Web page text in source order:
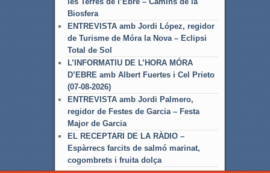
Biosfera
ENTREVISTA amb Jordi López, regidor
de Turisme de Móra la Nova – Eclipsi
Total de Sol
L’INFORMATIU DE L’HORA MÓRA
D’EBRE amb Albert Fuertes i Cel Prieto
(07-08-2026)
ENTREVISTA amb Jordi Palmero,
regidor de Festes de Garcia – Festa
Major de Garcia
EL RECEPTARI DE LA RÀDIO –
Espàrrecs farcits de salmó marinat,
cogombrets i fruita dolça